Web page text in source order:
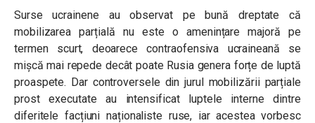
Surse ucrainene au observat pe bună dreptate că
mobilizarea parțială nu este o amenințare majoră pe
termen scurt, deoarece contraofensiva ucraineană se
mișcă mai repede decât poate Rusia genera forțe de luptă
proaspete. Dar controversele din jurul mobilizării parțiale
prost executate au intensificat luptele interne dintre
diferitele facțiuni naționaliste ruse, iar acestea vorbesc